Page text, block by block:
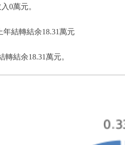
0萬元。
結轉結余18.31萬元
結余18.31萬元。